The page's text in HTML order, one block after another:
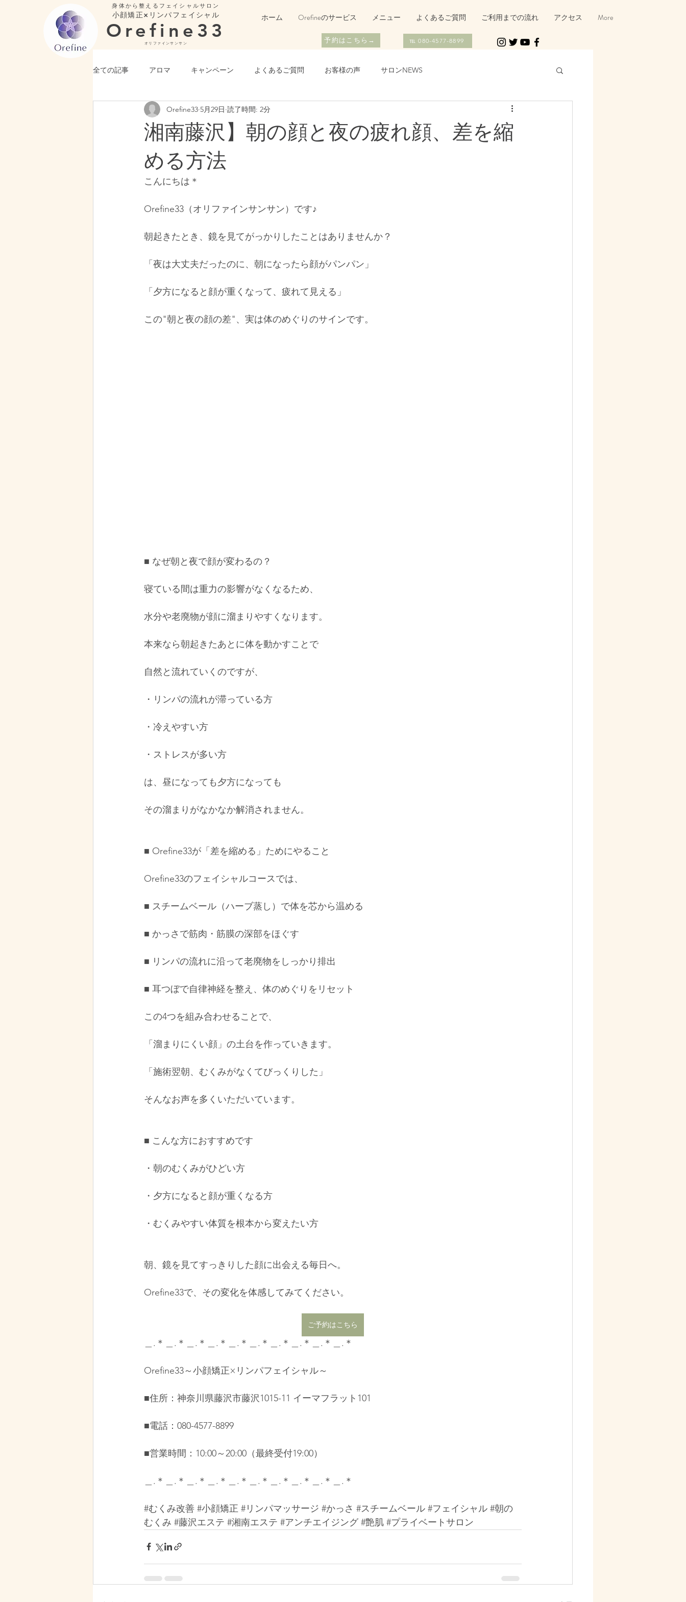
身体から整えるフェイシャルサロン
小顔矯正×リンパフェイシャル
Orefine33
​オリファインサンサン
ホーム Orefineのサービス メニュー よくあるご質問 ご利用までの流れ アクセス More
予約はこちら→ ℡ 080-4577-8899
全ての記事 アロマ キャンペーン よくあるご質問 お客様の声 サロンNEWS
湘南藤沢】朝の顔と夜の疲れ顔、差を縮
める方法
Orefine33 5月29日 読了時間: 2分
こんにちは＊
Orefine33（オリファインサンサン）です♪
朝起きたとき、鏡を見てがっかりしたことはありませんか？
「夜は大丈夫だったのに、朝になったら顔がパンパン」
「夕方になると顔が重くなって、疲れて見える」
この"朝と夜の顔の差"、実は体のめぐりのサインです。
■ なぜ朝と夜で顔が変わるの？
寝ている間は重力の影響がなくなるため、
水分や老廃物が顔に溜まりやすくなります。
本来なら朝起きたあとに体を動かすことで
自然と流れていくのですが、
・リンパの流れが滞っている方
・冷えやすい方
・ストレスが多い方
は、昼になっても夕方になっても
その溜まりがなかなか解消されません。
■ Orefine33が「差を縮める」ためにやること
Orefine33のフェイシャルコースでは、
■ スチームベール（ハーブ蒸し）で体を芯から温める
■ かっさで筋肉・筋膜の深部をほぐす
■ リンパの流れに沿って老廃物をしっかり排出
■ 耳つぼで自律神経を整え、体のめぐりをリセット
この4つを組み合わせることで、
「溜まりにくい顔」の土台を作っていきます。
「施術翌朝、むくみがなくてびっくりした」
そんなお声を多くいただいています。
■ こんな方におすすめです
・朝のむくみがひどい方
・夕方になると顔が重くなる方
・むくみやすい体質を根本から変えたい方
朝、鏡を見てすっきりした顔に出会える毎日へ。
Orefine33で、その変化を体感してみてください。
ご予約はこちら
＿.＊＿.＊＿.＊＿.＊＿.＊＿.＊＿.＊＿.＊＿.＊＿.＊
Orefine33～小顔矯正×リンパフェイシャル～
■住所：神奈川県藤沢市藤沢1015-11 イーマフラット101
■電話：080-4577-8899
■営業時間：10:00～20:00（最終受付19:00）
＿.＊＿.＊＿.＊＿.＊＿.＊＿.＊＿.＊＿.＊＿.＊＿.＊
#むくみ改善 #小顔矯正 #リンパマッサージ #かっさ #スチームベール #フェイシャル #朝の
むくみ #藤沢エステ #湘南エステ #アンチエイジング #艶肌 #プライベートサロン